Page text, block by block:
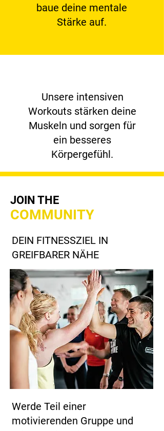
baue deine mentale
Stärke auf.
Unsere intensiven
Workouts stärken deine
Muskeln und sorgen für
ein besseres
Körpergefühl.
JOIN THE
COMMUNITY
DEIN FITNESSZIEL IN
GREIFBARER NÄHE
Werde Teil einer
motivierenden Gruppe und